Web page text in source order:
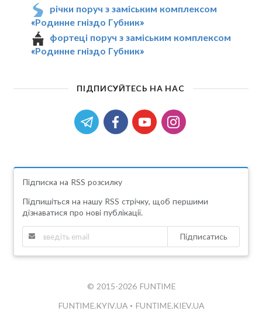
річки поруч з заміським комплексом
«Родинне гніздо Губник»
фортеці поруч з заміським комплексом
«Родинне гніздо Губник»
ПІДПИСУЙТЕСЬ НА НАС
Підписка на RSS розсилку
Підпишіться на нашу RSS стрічку, щоб першими
дізнаватися про нові публікації.
Підписатись
© 2015-2026 FUNTIME
FUNTIME.KYIV.UA • FUNTIME.KIEV.UA